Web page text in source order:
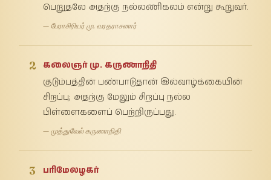
பெறுதலே அதற்கு நல்லணிகலம் என்று கூறுவர்.
— பேராசிரியர் மு. வரதராசனார்
2
கலைஞர் மு. கருணாநிதி
குடும்பத்தின் பண்பாடுதான் இல்வாழ்க்கையின்
சிறப்பு; அதற்கு மேலும் சிறப்பு நல்ல
பிள்ளைகளைப் பெற்றிருப்பது.
— முத்துவேல் கருணாநிதி
3
பரிமேலழகர்